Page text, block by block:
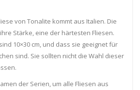
von Tonalite kommt aus Italien. Die
Stärke, eine der härtesten Fliesen.
10×30 cm, und dass sie geeignet für
sind. Sie sollten nicht die Wahl dieser
der Serien, um alle Fliesen ​​aus